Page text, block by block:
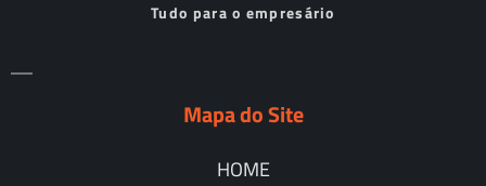
Tudo para o empresário
Mapa do Site
HOME